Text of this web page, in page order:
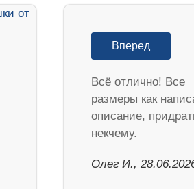
Вперед
Всё отлично! Все
размеры как
описание,
некчему.
Олег И.,